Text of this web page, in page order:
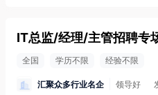
IT总监/经理/主管招聘专
全国 学历不限 经验不限
汇聚众多行业名企 领导好